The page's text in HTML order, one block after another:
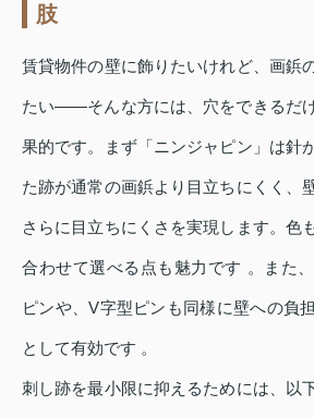
肢
賃貸物件の壁に飾りたいけれど、画鋲
たい――そんな方には、穴をできるだ
果的です。まず「ニンジャピン」は針
た跡が通常の画鋲より目立ちにくく、
さらに目立ちにくさを実現します。色
合わせて選べる点も魅力です 。また
ピンや、V字型ピンも同様に壁への負
として有効です 。
刺し跡を最小限に抑えるためには、以